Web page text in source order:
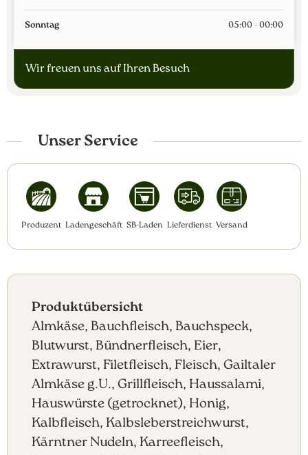
Sonntag 05:00 - 00:00
Wir freuen uns auf Ihren Besuch
Unser Service
Produzent Ladengeschäft SB-Laden Lieferdienst Versand
Produktübersicht
Almkäse, Bauchfleisch, Bauchspeck,
Blutwurst, Bündnerfleisch, Eier,
Extrawurst, Filetfleisch, Fleisch, Gailtaler
Almkäse g.U., Grillfleisch, Haussalami,
Hauswürste (getrocknet), Honig,
Kalbfleisch, Kalbsleberstreichwurst,
Kärntner Nudeln, Karreefleisch,